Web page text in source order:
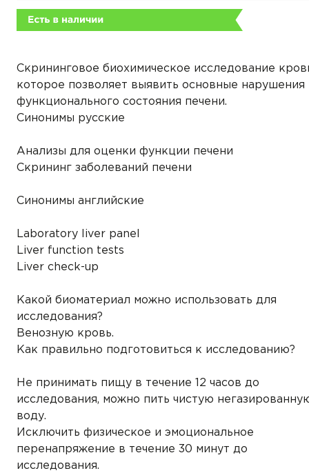
Скрининговое биохимическое исследование
которое позволяет выявить основные нарушения
функционального состояния печени.
Синонимы русские
Анализы для оценки функции печени
Скрининг заболеваний печени
Синонимы английские
Laboratory liver panel
Liver function tests
Liver check-up
Какой биоматериал можно использовать для
исследования?
Венозную кровь.
Как правильно подготовиться к исследованию?
Не принимать пищу в течение 12 часов до
исследования, можно пить чистую
воду.
Исключить физическое и эмоциональное
перенапряжение в течение 30 минут до
исследования.